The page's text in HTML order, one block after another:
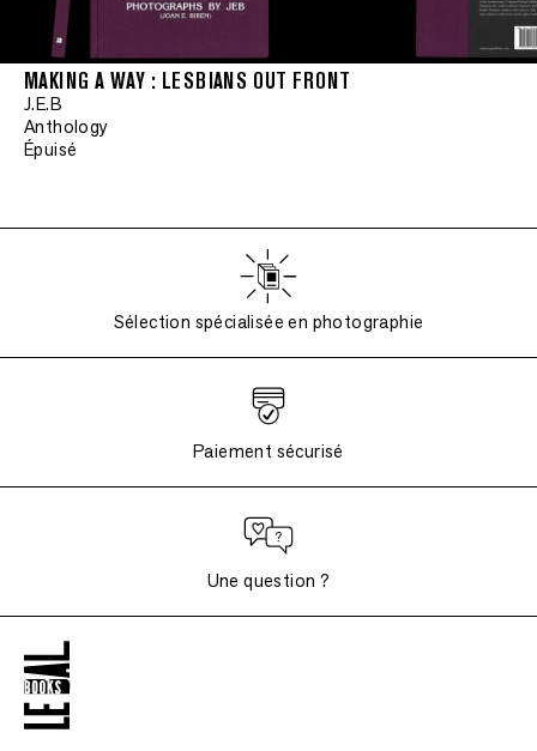
MAKING A WAY : LESBIANS OUT FRONT
J.E.B
Anthology
Épuisé
Sélection spécialisée en photographie
Paiement sécurisé
Une question ?